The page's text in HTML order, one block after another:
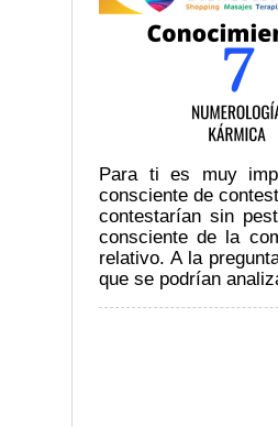
Para ti es muy
consciente de
contestarían sin
consciente de la
relativo. A la
que se podrían